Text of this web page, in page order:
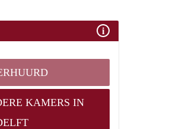
KAMERS IN